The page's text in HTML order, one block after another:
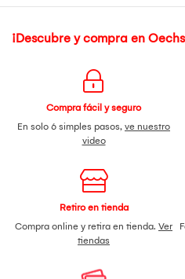
¡Descubre y compra en
Compra fácil y seguro
En solo 6 simples pasos, ve nuestro
video
Retiro en tienda
Compra online y retira en tienda. Ver
tiendas